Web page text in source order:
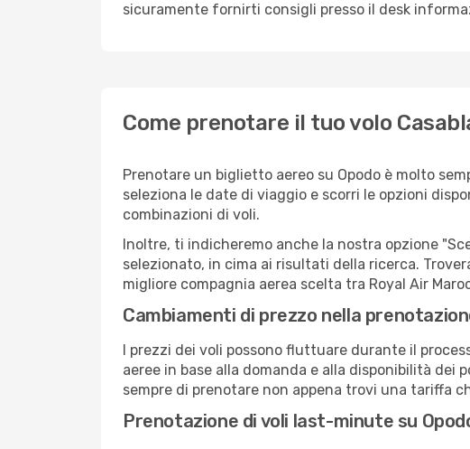
sicuramente fornirti consigli presso il desk
Come prenotare il tuo volo
Prenotare un biglietto aereo su Opodo è molto
seleziona le date di viaggio e scorri le opzioni
combinazioni di voli.
Inoltre, ti indicheremo anche la nostra opzione
selezionato, in cima ai risultati della ricerca.
migliore compagnia aerea scelta tra Royal Air
Cambiamenti di prezzo nella
I prezzi dei voli possono fluttuare durante il
aeree in base alla domanda e alla disponibilità
sempre di prenotare non appena trovi una tariffa
Prenotazione di voli last-minute su